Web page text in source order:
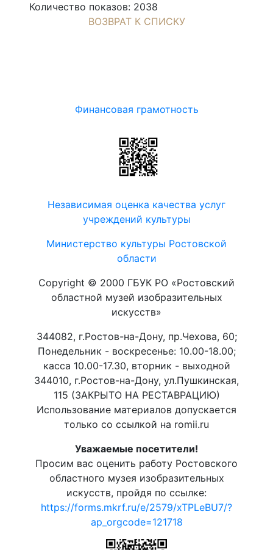
Количество показов: 2038
ВОЗВРАТ К СПИСКУ
Финансовая грамотность
Независимая оценка качества услуг
учреждений культуры
Министерство культуры Ростовской
области
Copyright © 2000 ГБУК РО «Ростовский
областной музей изобразительных
искусств»
344082, г.Ростов-на-Дону, пр.Чехова, 60;
Понедельник - воскресенье: 10.00-18.00;
касса 10.00-17.30, вторник - выходной
344010, г.Ростов-на-Дону, ул.Пушкинская,
115 (ЗАКРЫТО НА РЕСТАВРАЦИЮ)
Использование материалов допускается
только со ссылкой на romii.ru
Уважаемые посетители!
Просим вас оценить работу Ростовского
областного музея изобразительных
искусств, пройдя по ссылке:
https://forms.mkrf.ru/e/2579/xTPLeBU7/?
ap_orgcode=121718